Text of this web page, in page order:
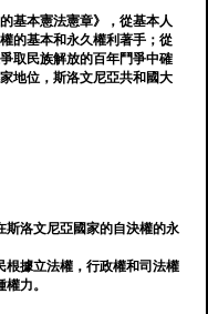
基本憲法憲章》，從基本人
的基本和永久權利著手；從
取民族解放的百年鬥爭中確
地位，斯洛文尼亞共和國大
斯洛文尼亞國家的自決權的永
根據立法權，行政權和司法權
力。